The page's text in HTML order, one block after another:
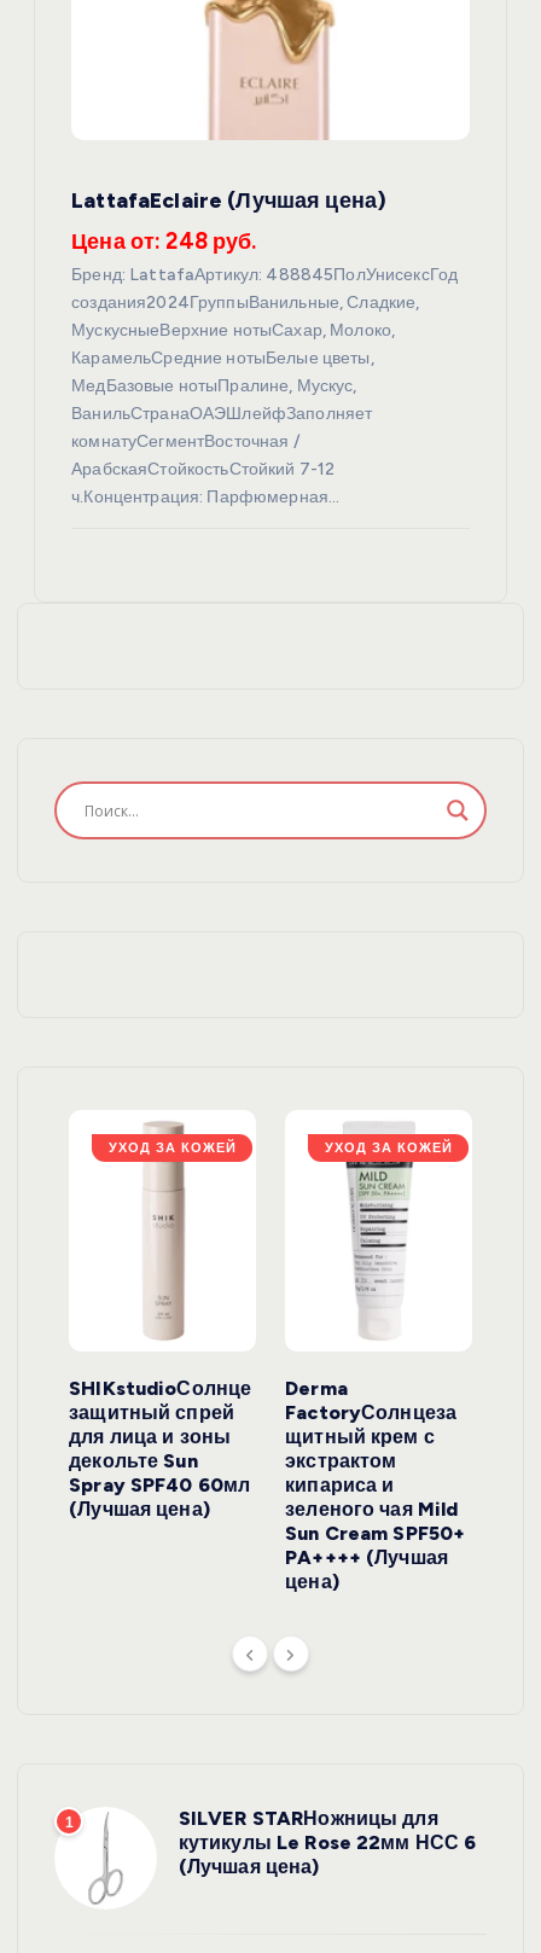
LattafaEclaire (Лучшая цена)
Цена от: 248 руб.
Бренд: LattafaАртикул: 488845ПолУнисексГод
создания2024ГруппыВанильные, Сладкие,
МускусныеВерхние нотыСахар, Молоко,
КарамельСредние нотыБелые цветы,
МедБазовые нотыПралине, Мускус,
ВанильСтранаОАЭШлейфЗаполняет
комнатуСегментВосточная /
АрабскаяСтойкостьСтойкий 7-12
ч.Концентрация: Парфюмерная…
УХОД ЗА КОЖЕЙ
SHIKstudioСолнце
защитный спрей
для лица и зоны
декольте Sun
Spray SPF40 60мл
(Лучшая цена)
УХОД ЗА КОЖЕЙ
Derma
FactoryСолнцеза
щитный крем с
экстрактом
кипариса и
зеленого чая Mild
Sun Cream SPF50+
PA++++ (Лучшая
цена)
1
SILVER STARНожницы для
кутикулы Le Rose 22мм НСС 6
(Лучшая цена)